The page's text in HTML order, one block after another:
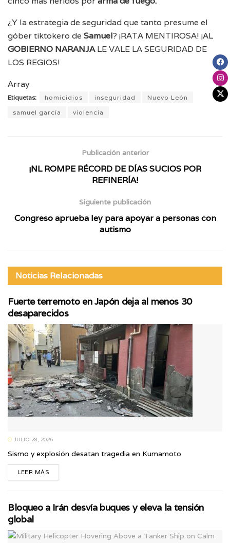
¿Y la estrategia de seguridad que tanto presume el
góber tiktokero de Samuel? ¡RATA MENTIROSA! ¡AL
GOBIERNO NARANJALE VALE LA SEGURIDAD DE
LOS REGIOS!
Array
Etiquetas: homicidios inseguridad
Nuevo León
samuel garcía
violencia
Publicación anterior
¡NL ROMPE RÉCORD DE DÍAS SUCIOS POR
REFINERÍA!
Siguiente publicación
Congreso aprueba ley para apoyar a personas con
autismo
Noticias Relacionadas
Fuerte terremoto en Japón deja al menos 30
desaparecidos
JULIO 28, 2026
Sismo y explosión desatan tragedia en Kumamoto
LEER MÁS
Bloqueo a Irán desvía buques y eleva la tensión
global